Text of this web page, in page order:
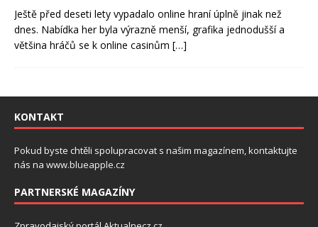
Ještě před deseti lety vypadalo online hraní úplně jinak než
dnes. Nabídka her byla výrazně menší, grafika jednodušší a
většina hráčů se k online casinům […]
KONTAKT
Pokud byste chtěli spolupracovat s našim magazínem, kontaktujte
nás na www.blueapple.cz
PARTNERSKÉ MAGAZÍNY